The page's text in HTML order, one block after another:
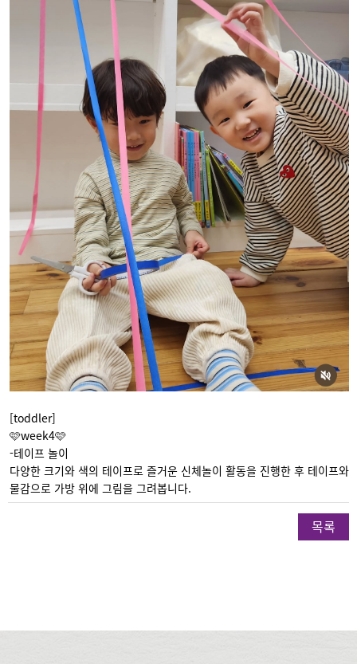
[toddler]
🩷week4🩷
-테이프 놀이
다양한 크기와 색의 테이프로 즐거운 신체놀이 활동을 진행한 후 테이프와
물감으로 가방 위에 그림을 그려봅니다.
목록